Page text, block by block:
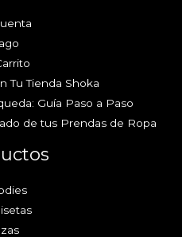
Tu Tienda Shoka
Guía Paso a Paso
de tus Prendas de Ropa